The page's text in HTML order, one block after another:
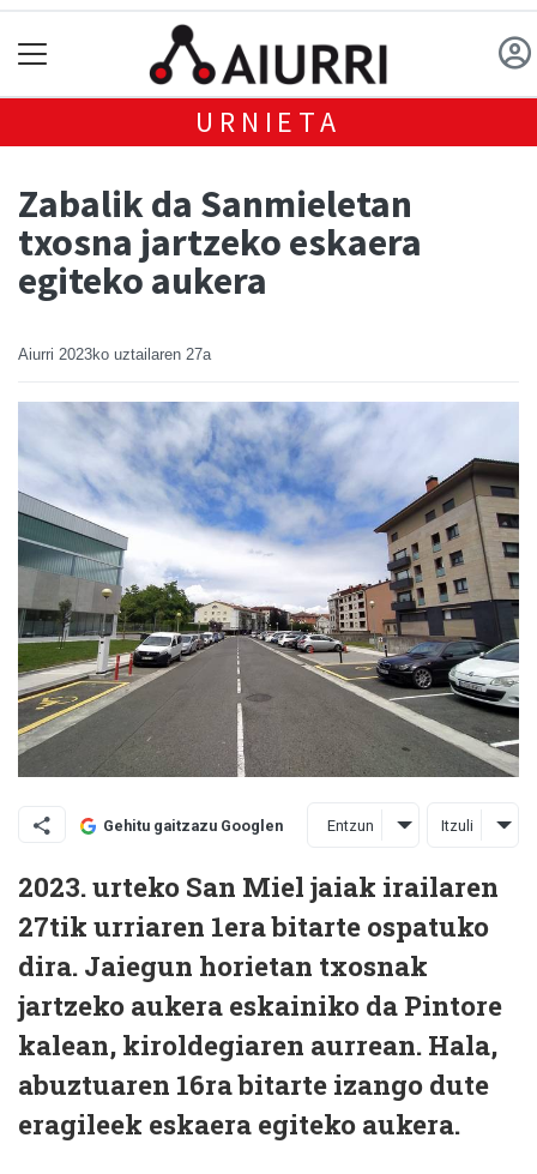
URNIETA
Zabalik da Sanmieletan
txosna jartzeko eskaera
egiteko aukera
Aiurri 2023ko uztailaren 27a
Gehitu gaitzazu Googlen Entzun Itzuli
2023. urteko San Miel jaiak irailaren
27tik urriaren 1era bitarte ospatuko
dira. Jaiegun horietan txosnak
jartzeko aukera eskainiko da Pintore
kalean, kiroldegiaren aurrean. Hala,
abuztuaren 16ra bitarte izango dute
eragileek eskaera egiteko aukera.